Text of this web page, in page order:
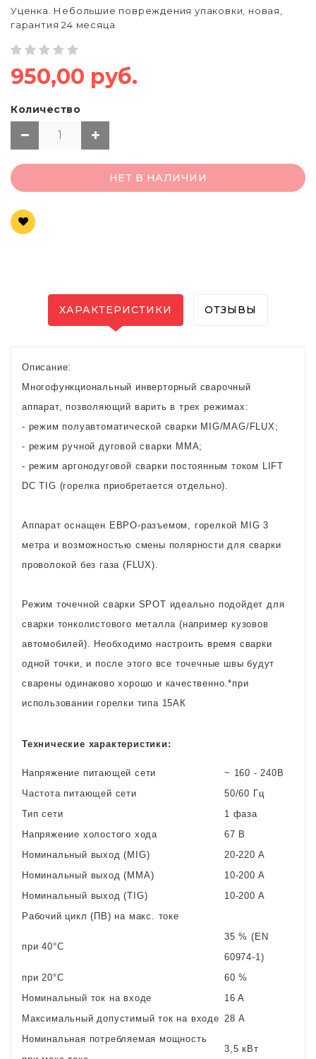
Уценка. Небольшие повреждения упаковки, новая,
гарантия 24 месяца.
950,00 руб.
Количество
НЕТ В НАЛИЧИИ
ХАРАКТЕРИСТИКИ ОТЗЫВЫ
Описание:
Многофункциональный инверторный сварочный
аппарат, позволяющий варить в трех режимах:
- режим полуавтоматической сварки MIG/MAG/FLUX;
- режим ручной дуговой сварки MMA;
- режим аргонодуговой сварки постоянным током LIFT
DC TIG (горелка приобретается отдельно).
Аппарат оснащен ЕВРО-разъемом, горелкой MIG 3
метра и возможностью смены полярности для сварки
проволокой без газа (FLUX).
Режим точечной сварки SPOT идеально подойдет для
сварки тонколистового металла (например кузовов
автомобилей). Необходимо настроить время сварки
одной точки, и после этого все точечные швы будут
сварены одинаково хорошо и качественно.*при
использовании горелки типа 15АК
Технические характеристики:
Напряжение питающей сети
~ 160 - 240В
Частота питающей сети
50/60 Гц
Тип сети
1 фаза
Напряжение холостого хода
67 В
Номинальный выход (MIG)
20-220 A
Номинальный выход (MMA)
10-200 A
Номинальный выход (TIG)
10-200 A
Рабочий цикл (ПВ) на макс. токе
при 40°С
35 % (EN
60974-1)
при 20°С
60 %
Номинальный ток на входе
16 A
Максимальный допустимый ток на входе 28 А
Номинальная потребляемая мощность
3,5 кВт